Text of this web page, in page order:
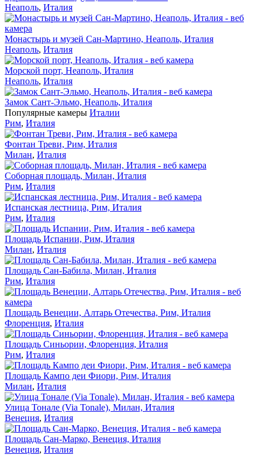
Неаполь, Италия
Монастырь и музей Сан-Мартино, Неаполь, Италия
Неаполь, Италия
Морской порт, Неаполь, Италия
Неаполь, Италия
Замок Сант-Эльмо, Неаполь, Италия
Популярные камеры Италии
Рим, Италия
Фонтан Треви, Рим, Италия
Милан, Италия
Соборная площадь, Милан, Италия
Рим, Италия
Испанская лестница, Рим, Италия
Рим, Италия
Площадь Испании, Рим, Италия
Милан, Италия
Площадь Сан-Бабила, Милан, Италия
Рим, Италия
Площадь Венеции, Алтарь Отечества, Рим, Италия
Флоренция, Италия
Площадь Синьории, Флоренция, Италия
Рим, Италия
Площадь Кампо деи Фиори, Рим, Италия
Милан, Италия
Улица Тонале (Via Tonale), Милан, Италия
Венеция, Италия
Площадь Сан-Марко, Венеция, Италия
Венеция, Италия